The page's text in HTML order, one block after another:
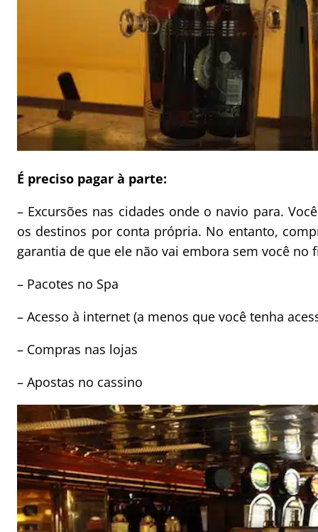
É preciso pagar à parte:
– Excursões nas cidades onde o navio para.
os destinos por conta própria. No entanto,
garantia de que ele não vai embora sem você no
– Pacotes no Spa
– Acesso à internet (a menos que você tenha
– Compras nas lojas
– Apostas no cassino